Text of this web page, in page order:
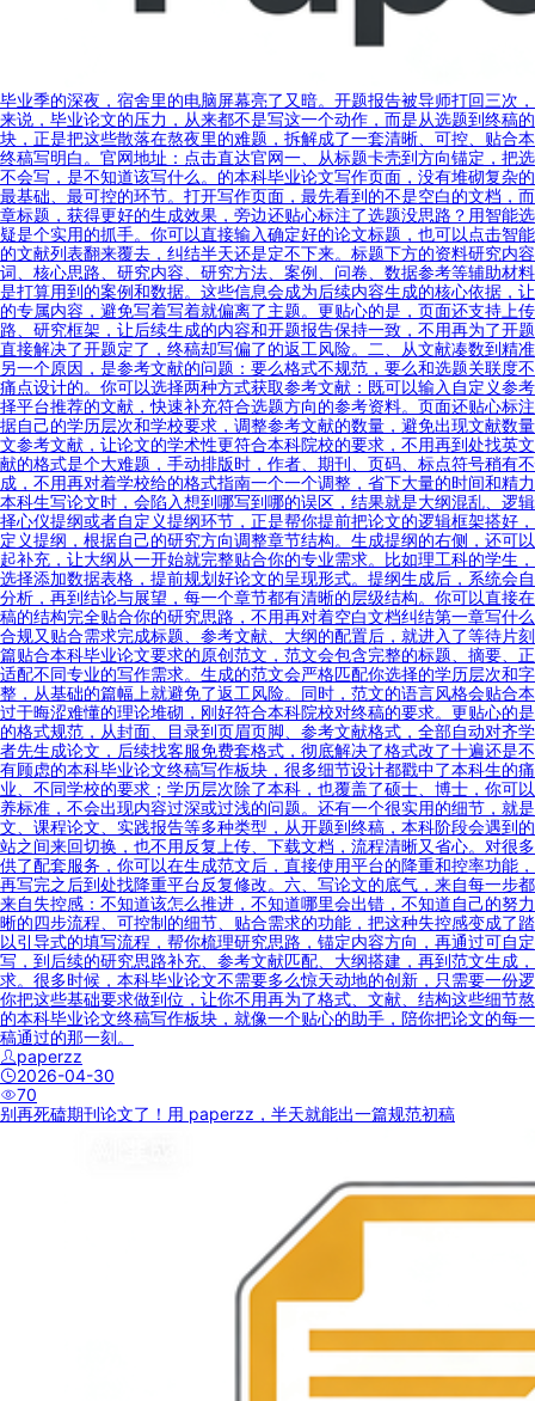
毕业季的深夜，宿舍里的电脑屏幕亮了又暗。开题报告被导师打回三次
来说，毕业论文的压力，从来都不是写这一个动作，而是从选题到终稿
块，正是把这些散落在熬夜里的难题，拆解成了一套清晰、可控、贴合
终稿写明白。官网地址：点击直达官网一、从标题卡壳到方向锚定，把
不会写，是不知道该写什么。的本科毕业论文写作页面，没有堆砌复杂
最基础、最可控的环节。打开写作页面，最先看到的不是空白的文档，
章标题，获得更好的生成效果，旁边还贴心标注了选题没思路？用智能
疑是个实用的抓手。你可以直接输入确定好的论文标题，也可以点击智
的文献列表翻来覆去，纠结半天还是定不下来。标题下方的资料研究内
词、核心思路、研究内容、研究方法、案例、问卷、数据参考等辅助材
是打算用到的案例和数据。这些信息会成为后续内容生成的核心依据，
的专属内容，避免写着写着就偏离了主题。更贴心的是，页面还支持上
路、研究框架，让后续生成的内容和开题报告保持一致，不用再为了开
直接解决了开题定了，终稿却写偏了的返工风险。二、从文献凑数到精
另一个原因，是参考文献的问题：要么格式不规范，要么和选题关联度
痛点设计的。你可以选择两种方式获取参考文献：既可以输入自定义参
择平台推荐的文献，快速补充符合选题方向的参考资料。页面还贴心标
据自己的学历层次和学校要求，调整参考文献的数量，避免出现文献数
文参考文献，让论文的学术性更符合本科院校的要求，不用再到处找英
献的格式是个大难题，手动排版时，作者、期刊、页码、标点符号稍有
成，不用再对着学校给的格式指南一个一个调整，省下大量的时间和精
本科生写论文时，会陷入想到哪写到哪的误区，结果就是大纲混乱、逻
择心仪提纲或者自定义提纲环节，正是帮你提前把论文的逻辑框架搭好
定义提纲，根据自己的研究方向调整章节结构。生成提纲的右侧，还可
起补充，让大纲从一开始就完整贴合你的专业需求。比如理工科的学生
选择添加数据表格，提前规划好论文的呈现形式。提纲生成后，系统会
分析，再到结论与展望，每一个章节都有清晰的层级结构。你可以直接
稿的结构完全贴合你的研究思路，不用再对着空白文档纠结第一章写什
合规又贴合需求完成标题、参考文献、大纲的配置后，就进入了等待片
篇贴合本科毕业论文要求的原创范文，范文会包含完整的标题、摘要、
适配不同专业的写作需求。生成的范文会严格匹配你选择的学历层次和
整，从基础的篇幅上就避免了返工风险。同时，范文的语言风格会贴合
过于晦涩难懂的理论堆砌，刚好符合本科院校对终稿的要求。更贴心的
的格式规范，从封面、目录到页眉页脚、参考文献格式，全部自动对齐
者先生成论文，后续找客服免费套格式，彻底解决了格式改了十遍还是
有顾虑的本科毕业论文终稿写作板块，很多细节设计都戳中了本科生的
业、不同学校的要求；学历层次除了本科，也覆盖了硕士、博士，你可
养标准，不会出现内容过深或过浅的问题。还有一个很实用的细节，就
文、课程论文、实践报告等多种类型，从开题到终稿，本科阶段会遇到
站之间来回切换，也不用反复上传、下载文档，流程清晰又省心。对很
供了配套服务，你可以在生成范文后，直接使用平台的降重和控率功能
再写完之后到处找降重平台反复修改。六、写论文的底气，来自每一步
来自失控感：不知道该怎么推进，不知道哪里会出错，不知道自己的努
晰的四步流程、可控制的细节、贴合需求的功能，把这种失控感变成了
以引导式的填写流程，帮你梳理研究思路，锚定内容方向，再通过可自
写，到后续的研究思路补充、参考文献匹配、大纲搭建，再到范文生成
求。很多时候，本科毕业论文不需要多么惊天动地的创新，只需要一份
你把这些基础要求做到位，让你不用再为了格式、文献、结构这些细节
的本科毕业论文终稿写作板块，就像一个贴心的助手，陪你把论文的每
稿通过的那一刻。
paperzz
2026-04-30
70
别再死磕期刊论文了！用 paperzz，半天就能出一篇规范初稿